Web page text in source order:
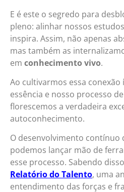
E é este o segredo para
pleno: alinhar nossos
inspira. Assim, não apenas
mas também as
em conhecimento vivo.
Ao cultivarmos essa
essência e nosso processo
florescemos a verdadeira
autoconhecimento.
O desenvolvimento contínuo
podemos lançar mão de
esse processo. Sabendo
Relatório do Talento, uma
entendimento das forças e